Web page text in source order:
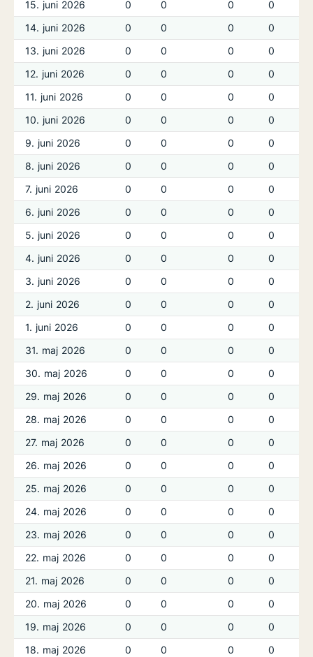
15. juni 2026 0 0 0 0
14. juni 2026
0 0 0 0
13. juni 2026
0 0 0 0
12. juni 2026
0 0 0 0
11. juni 2026
0 0 0 0
10. juni 2026
0 0 0 0
9. juni 2026
0 0 0 0
8. juni 2026
0 0 0 0
7. juni 2026
0 0 0 0
6. juni 2026
0 0 0 0
5. juni 2026
0 0 0 0
4. juni 2026
0 0 0 0
3. juni 2026
0 0 0 0
2. juni 2026
0 0 0 0
1. juni 2026
0 0 0 0
31. maj 2026
0 0 0 0
30. maj 2026
0 0 0 0
29. maj 2026
0 0 0 0
28. maj 2026
0 0 0 0
27. maj 2026
0 0 0 0
26. maj 2026
0 0 0 0
25. maj 2026
0 0 0 0
24. maj 2026
0 0 0 0
23. maj 2026
0 0 0 0
22. maj 2026
0 0 0 0
21. maj 2026
0 0 0 0
20. maj 2026
0 0 0 0
19. maj 2026
0 0 0 0
18. maj 2026
0 0 0 0